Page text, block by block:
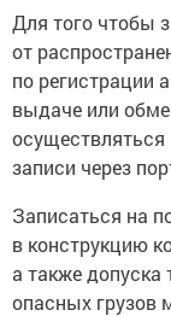
Для того чтобы
от
по регистрации
выдаче или
осуществляться
записи через
Записаться на
в конструкцию
а также допуска
опасных грузов